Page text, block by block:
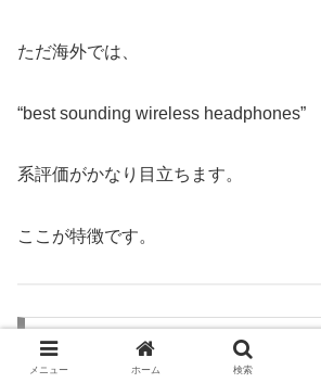
ただ海外では、
“best sounding wireless headphones”
系評価がかなり目立ちます。
ここが特徴です。
肯定意見の共通項
メニュー ホーム 検索